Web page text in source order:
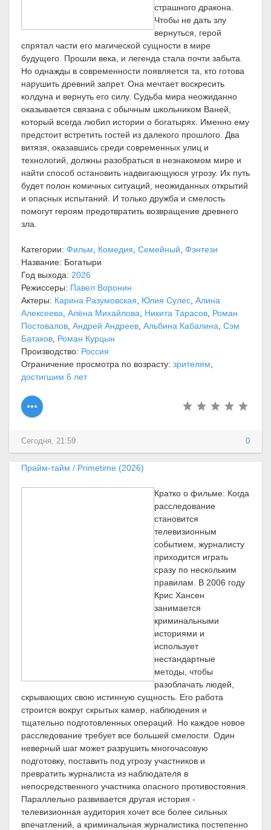
страшного дракона.
Чтобы не дать злу
вернуться, герой
спрятал части его магической сущности в мире
будущего. Прошли века, и легенда стала почти забыта.
Но однажды в современности появляется та, кто готова
нарушить древний запрет. Она мечтает воскресить
колдуна и вернуть его силу. Судьба мира неожиданно
оказывается связана с обычным школьником Ваней,
который всегда любил истории о богатырях. Именно ему
предстоит встретить гостей из далекого прошлого. Два
витязя, оказавшись среди современных улиц и
технологий, должны разобраться в незнакомом мире и
найти способ остановить надвигающуюся угрозу. Их путь
будет полон комичных ситуаций, неожиданных открытий
и опасных испытаний. И только дружба и смелость
помогут героям предотвратить возвращение древнего
зла.
Категории: Фильм Комедия Семейный Фэнтези
Название: Богатыри
Год выхода: 2026
Режиссеры: Павел Воронин
Актеры: Карина Разумовская Юлия Сулес Алина
Алексеева Алёна Михайлова Никита Тарасов Роман
Постовалов Андрей Андреев Альбина Кабалина Сэм
Батаков Роман Курцын
Производство: Россия
Ограничение просмотра по возрасту: зрителям
достигшим 6 лет
0
Сегодня, 21:59
Прайм-тайм / Primetime (2026)
Кратко о фильме: Когда
расследование
становится
телевизионным
событием, журналисту
приходится играть
сразу по нескольким
правилам. В 2006 году
Крис Хансен
занимается
криминальными
историями и
использует
нестандартные
методы, чтобы
разоблачать людей,
скрывающих свою истинную сущность. Его работа
строится вокруг скрытых камер, наблюдения и
тщательно подготовленных операций. Но каждое новое
расследование требует все большей смелости. Один
неверный шаг может разрушить многочасовую
подготовку, поставить под угрозу участников и
превратить журналиста из наблюдателя в
непосредственного участника опасного противостояния.
Параллельно развивается другая история -
телевизионная аудитория хочет все более сильных
впечатлений, а криминальная журналистика постепенно